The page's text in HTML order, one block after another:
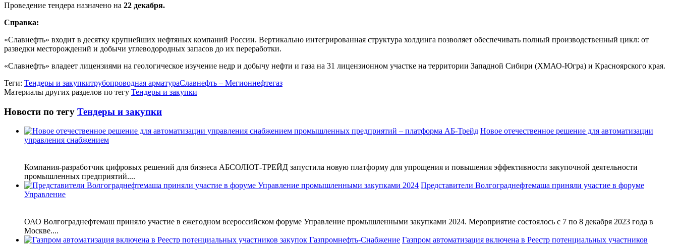
Проведение тендера назначено на 22 декабря.
Справка:
«Славнефть» входит в десятку крупнейших нефтяных компаний России. Вертикально интегрированная структура холдинга позволяет обеспечивать полный производственный цикл: от
разведки месторождений и добычи углеводородных запасов до их переработки.
«Славнефть» владеет лицензиями на геологическое изучение недр и добычу нефти и газа на 31 лицензионном участке на территории Западной Сибири (ХМАО-Югра) и Красноярского края.
Теги: Тендеры и закупкитрубопроводная арматураСлавнефть – Мегионнефтегаз
Материалы других разделов по тегу Тендеры и закупки
Новости по тегу Тендеры и закупки
Новое отечественное решение для автоматизации
управления снабжением
Компания-разработчик цифровых решений для бизнеса АБСОЛЮТ-ТРЕЙД запустила новую платформу для упрощения и повышения эффективности закупочной деятельности
промышленных предприятий....
Представители Волгограднефтемаша приняли участие в форуме
Управление
ОАО Волгограднефтемаш приняло участие в ежегодном всероссийском форуме Управление промышленными закупками 2024. Мероприятие состоялось с 7 по 8 декабря 2023 года в
Москве....
Газпром автоматизация включена в Реестр потенциальных участников